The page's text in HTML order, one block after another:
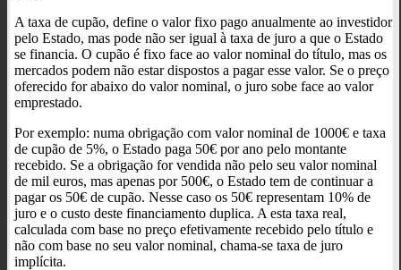
A taxa de cupão, define o valor fixo pago anualmente ao investidor
pelo Estado, mas pode não ser igual à taxa de juro a que o Estado
se financia. O cupão é fixo face ao valor nominal do título, mas os
mercados podem não estar dispostos a pagar esse valor. Se o preço
oferecido for abaixo do valor nominal, o juro sobe face ao valor
emprestado.
Por exemplo: numa obrigação com valor nominal de 1000€ e taxa
de cupão de 5%, o Estado paga 50€ por ano pelo montante
recebido. Se a obrigação for vendida não pelo seu valor nominal
de mil euros, mas apenas por 500€, o Estado tem de continuar a
pagar os 50€ de cupão. Nesse caso os 50€ representam 10% de
juro e o custo deste financiamento duplica. A esta taxa real,
calculada com base no preço efetivamente recebido pelo título e
não com base no seu valor nominal, chama-se taxa de juro
implícita.